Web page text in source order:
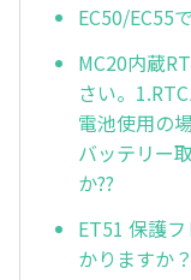
EC50/EC55
MC20内蔵
さい。
電池使用の
バッテリー
か??
ET51 保護
かりますか？